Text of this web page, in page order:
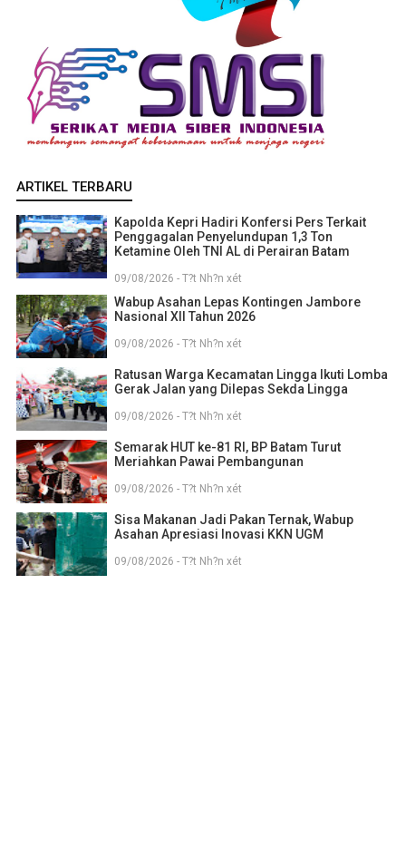
ARTIKEL TERBARU
Kapolda Kepri Hadiri Konfersi Pers Terkait
Penggagalan Penyelundupan 1,3 Ton
Ketamine Oleh TNI AL di Perairan Batam
09/08/2026 - T?t Nh?n xét
Wabup Asahan Lepas Kontingen Jambore
Nasional XII Tahun 2026
09/08/2026 - T?t Nh?n xét
Ratusan Warga Kecamatan Lingga Ikuti Lomba
Gerak Jalan yang Dilepas Sekda Lingga
09/08/2026 - T?t Nh?n xét
Semarak HUT ke-81 RI, BP Batam Turut
Meriahkan Pawai Pembangunan
09/08/2026 - T?t Nh?n xét
Sisa Makanan Jadi Pakan Ternak, Wabup
Asahan Apresiasi Inovasi KKN UGM
09/08/2026 - T?t Nh?n xét